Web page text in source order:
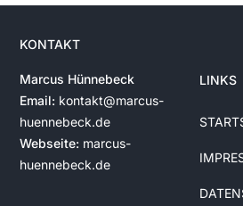
KONTAKT
Marcus Hünnebeck
Email: kontakt@marcus-
huennebeck.de
Webseite: marcus-
huennebeck.de
LINKS